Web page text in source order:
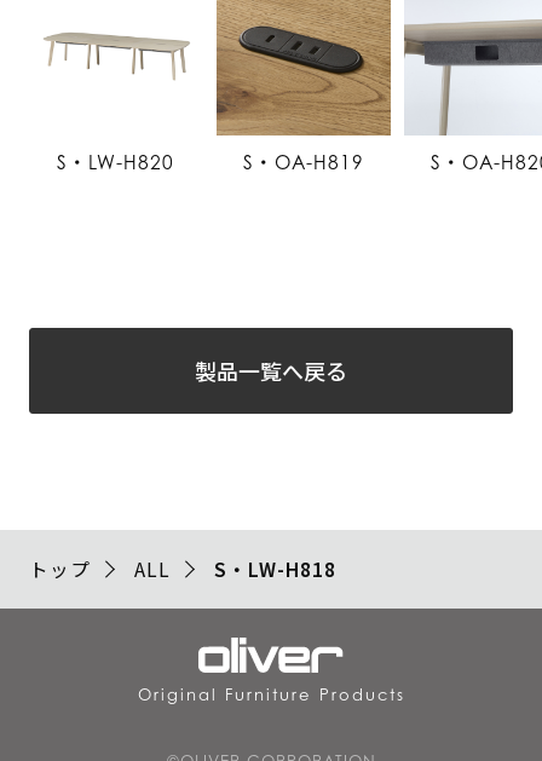
S・LW-H820 S・OA-H819 S・OA-
製品一覧へ戻る
トップ ALL S・LW-H818
Original Furniture Products